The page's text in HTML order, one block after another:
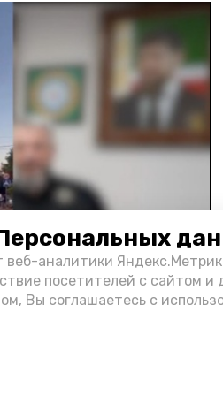
аналитики
посетителей с сайтом и
Вы соглашаетесь с